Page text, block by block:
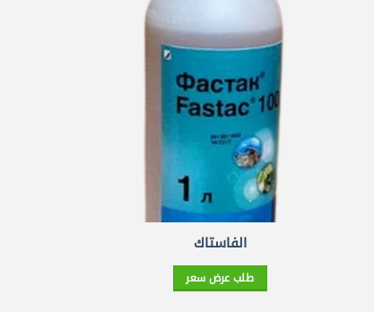
الفاستاك
طلب عرض سعر